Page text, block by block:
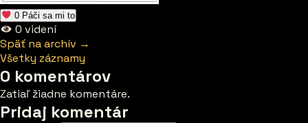
0 Páči sa mi to
0 videní
Späť na archív →
Všetky záznamy
0 komentárov
Zatiaľ žiadne komentáre.
Pridaj komentár